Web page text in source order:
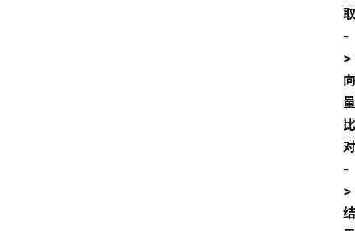
取
-
>
向
量
比
对
-
>
结